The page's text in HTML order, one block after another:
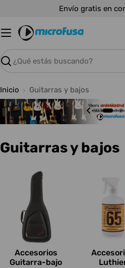
contenido
Envío gratis en
Buscar
Inicio Guitarras y bajos
C
Guitarras y bajos
Accesorios
Guitarra-bajo